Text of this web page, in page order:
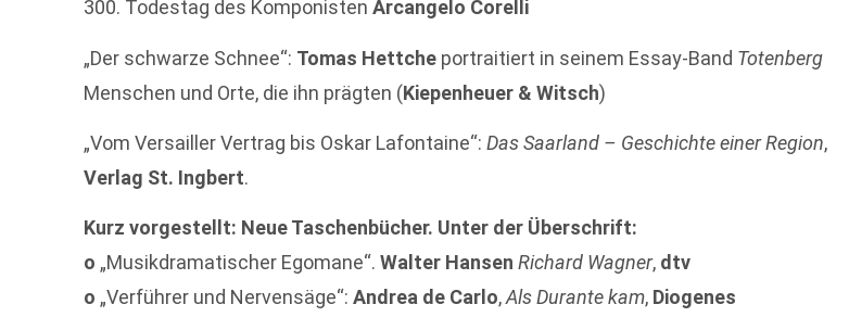
300. Todestag des KomponistenArcangelo Corelli
„Der schwarze Schnee“: Tomas Hettche portraitiert in seinem Essay-Band Totenberg
Menschen und Orte, die ihn prägten (Kiepenheuer & Witsch)
„Vom Versailler Vertrag bis Oskar Lafontaine“:Das Saarland – Geschichte einer Region,
Verlag St. Ingbert.
Kurz vorgestellt: Neue Taschenbücher. Unter der Überschrift:
o „Musikdramatischer Egomane“.Walter Hansen Richard Wagner, dtv
o „Verführer und Nervensäge“:Andrea de Carlo,Als Durante kam, Diogenes